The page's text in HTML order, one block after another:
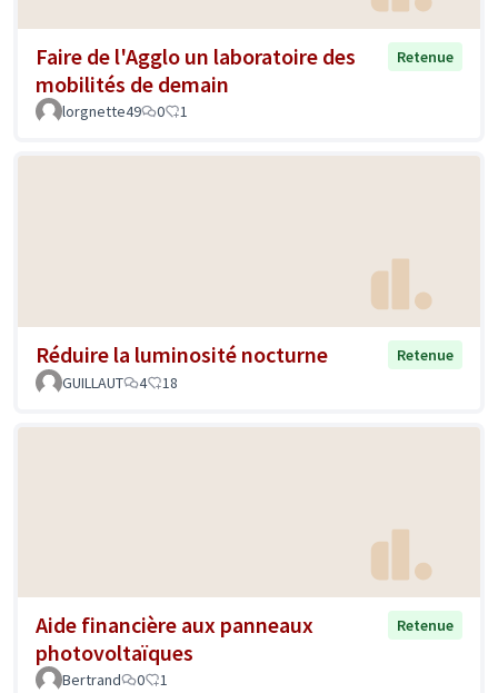
Faire de l'Agglo un laboratoire des
mobilités de demain
Retenue
lorgnette49 0 1
Réduire la luminosité nocturne
Retenue
GUILLAUT
4 18
Aide financière aux panneaux
photovoltaïques
Retenue
Bertrand 0 1